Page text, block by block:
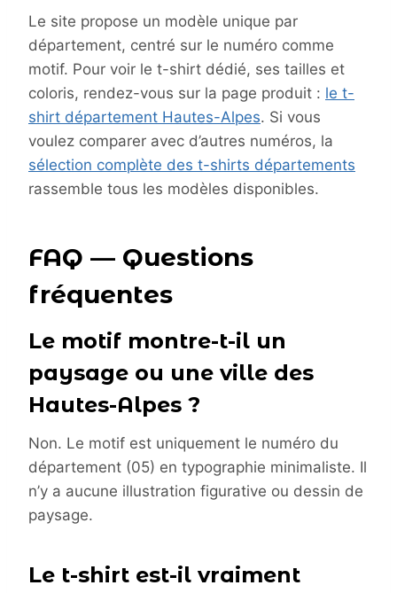
Le site propose un modèle unique par
département, centré sur le numéro comme
motif. Pour voir le t-shirt dédié, ses tailles et
coloris, rendez-vous sur la page produit : le t-
shirt département Hautes-Alpes. Si vous
voulez comparer avec d’autres numéros, la
sélection complète des t-shirts départements
rassemble tous les modèles disponibles.
FAQ — Questions
fréquentes
Le motif montre-t-il un
paysage ou une ville des
Hautes-Alpes ?
Non. Le motif est uniquement le numéro du
département (05) en typographie minimaliste. Il
n’y a aucune illustration figurative ou dessin de
paysage.
Le t-shirt est-il vraiment